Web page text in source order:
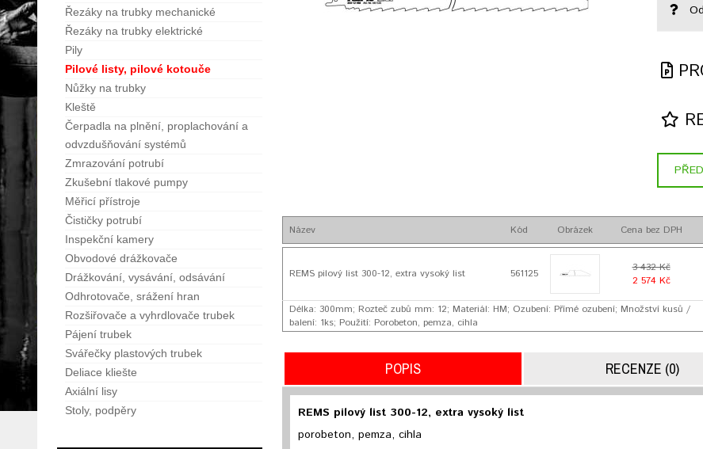
Řezáky na trubky mechanické
Řezáky na trubky elektrické
Pily
Pilové listy, pilové kotouče
Nůžky na trubky
Kleště
Čerpadla na plnění, proplachování a
odvzdušňování systémů
Zmrazování potrubí
Zkušební tlakové pumpy
Měřicí přístroje
Čističky potrubí
Inspekční kamery
Obvodové drážkovače
Drážkování, vysávání, odsávání
Odhrotovače, srážení hran
Rozšiřovače a vyhrdlovače trubek
Pájení trubek
Svářečky plastových trubek
Deliace kliešte
Axiální lisy
Stoly, podpěry
Název Kód Obrázek Cena bez DPH
REMS pilový list 300-12, extra vysoký list 561125
3 432 Kč
2 574 Kč
Délka: 300mm; Rozteč zubů mm: 12; Materiál: HM; Ozubení: Přímé ozubení; Množství kusů /
balení: 1ks; Použití: Porobeton, pemza, cihla
POPIS RECENZE (0)
REMS pilový list 300-12, extra vysoký list
porobeton, pemza, cihla